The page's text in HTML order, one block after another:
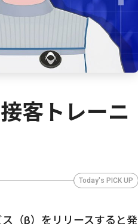
客トレーニ
Today's PICK UP
（β）をリリースすると発